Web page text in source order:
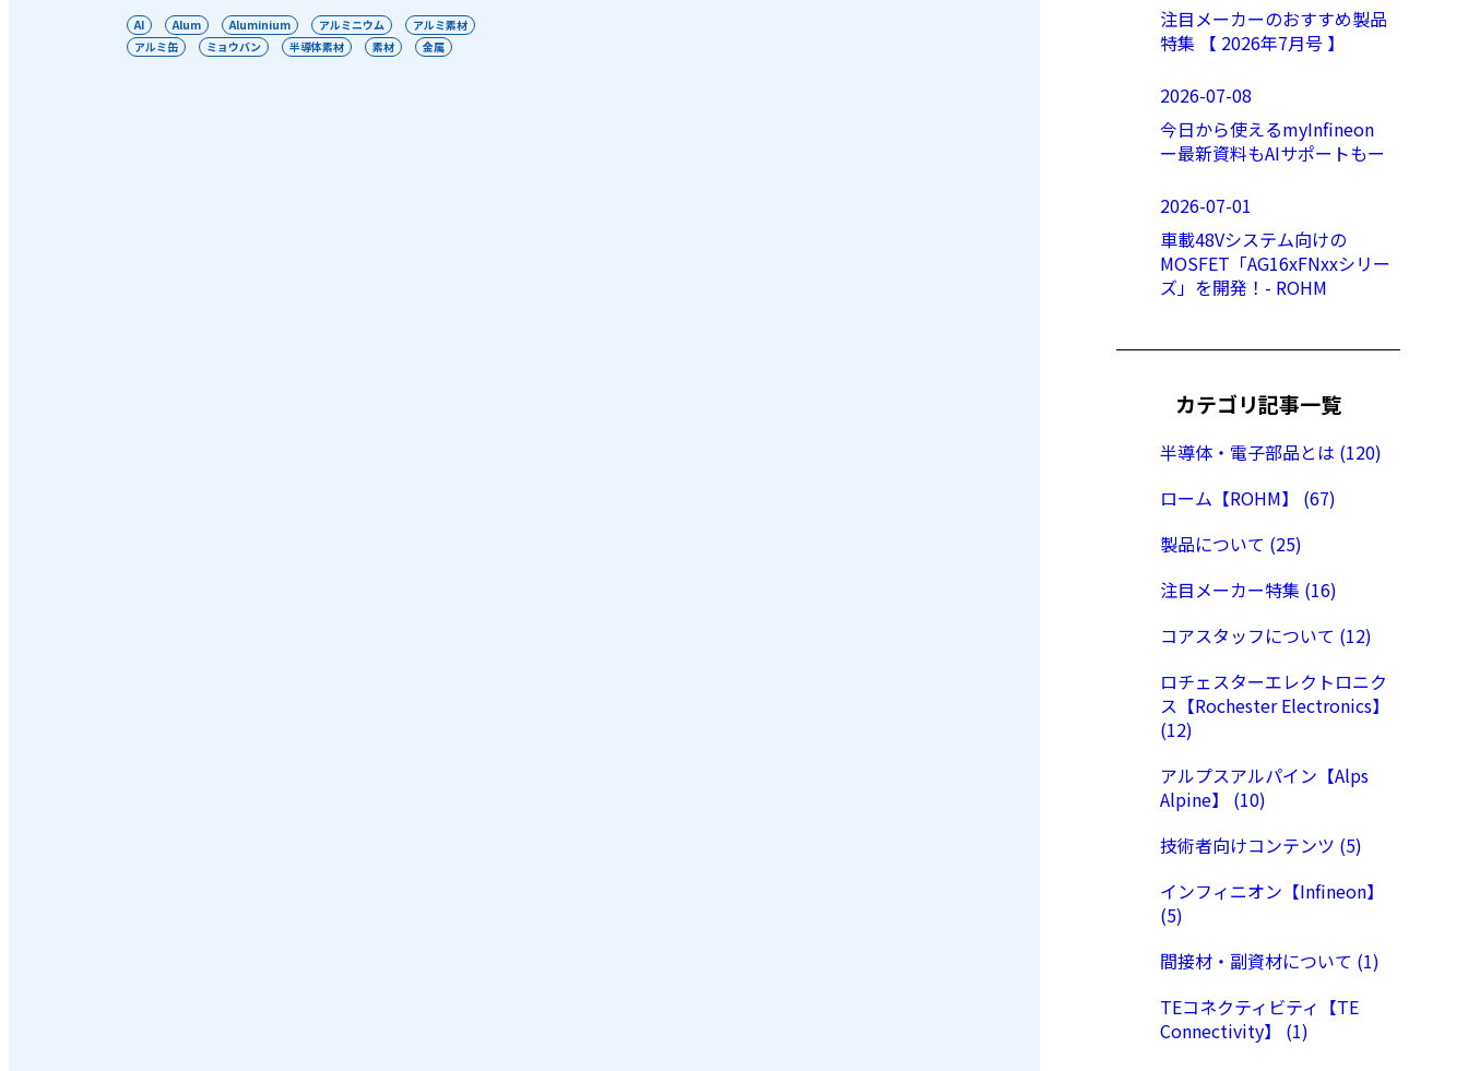
AI Alum Aluminium アルミニウム
アルミ素材
アルミ缶
ミョウバン 半導体素材 素材 金属
注目メーカーのおすすめ製品
特集 【 2026年7月号 】
2026-07-08
今日から使えるmyInfineon
ー最新資料もAIサポートもー
2026-07-01
車載48Vシステム向けの
MOSFET「AG16xFNxxシリー
ズ」を開発！- ROHM
カテゴリ記事一覧
半導体・電子部品とは (120)
ローム【ROHM】 (67)
製品について (25)
注目メーカー特集 (16)
コアスタッフについて (12)
ロチェスターエレクトロニク
ス【Rochester Electronics】
(12)
アルプスアルパイン【Alps
Alpine】 (10)
技術者向けコンテンツ (5)
インフィニオン【Infineon】
(5)
間接材・副資材について (1)
TEコネクティビティ【TE
Connectivity】 (1)